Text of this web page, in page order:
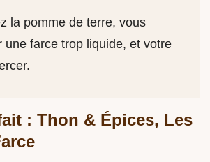
la pomme de terre, vous
une farce trop liquide, et votre
: Thon & Épices, Les